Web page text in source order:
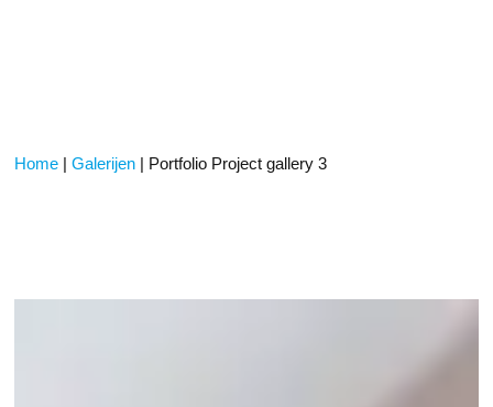
Home |Galerijen | Portfolio Project gallery 3